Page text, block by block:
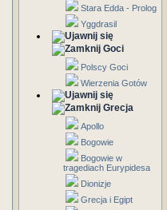
Stara Edda - Prolog
Yggdrasil
Goci
Polscy Goci
Wierzenia Gotów
Grecja
Apollo
Bogowie
Bogowie w
tragediach Eurypidesa
Dionizje
Grecja i Egipt